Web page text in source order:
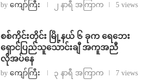
by ကျော်ကြီး ၂ နာရီ အကြာက 5 views
စစ်ကိုင်းတိုင်း မြို့နယ် ၆ ခုက ရေဘေး
ရှောင်ပြည်သူသောင်းချီ အကူအညီ
လိုအပ်နေ
by ကျော်ကြီး ၃ နာရီ အကြာက 7 views